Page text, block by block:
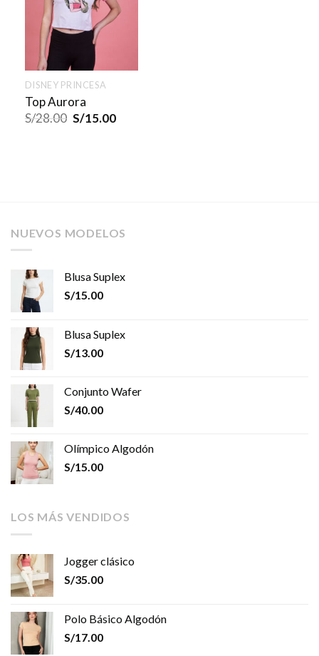
DISNEY PRINCESA
Top Aurora
S/28.00 S/15.00
NUEVOS MODELOS
Blusa Suplex
S/15.00
Blusa Suplex
S/13.00
Conjunto Wafer
S/40.00
Olímpico Algodón
S/15.00
LOS MÁS VENDIDOS
Jogger clásico
S/35.00
Polo Básico Algodón
S/17.00